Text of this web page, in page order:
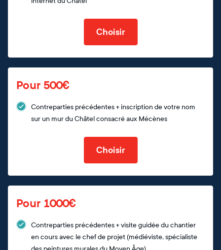
Choisir
Pour 500€
Contreparties précédentes + inscription de votre nom
sur un mur du Châtel consacré aux Mécènes
Choisir
Pour 1000€
Contreparties précédentes + visite guidée du chantier
en cours avec le chef de projet (médiéviste, spécialiste